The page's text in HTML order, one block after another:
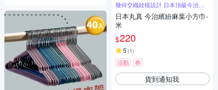
幾何交織紋樣設計 日本頂級今治認
證
日本丸真 今治繽紛麻葉小方巾-
米
$220
5 (1)
活動 券
貨到通知我